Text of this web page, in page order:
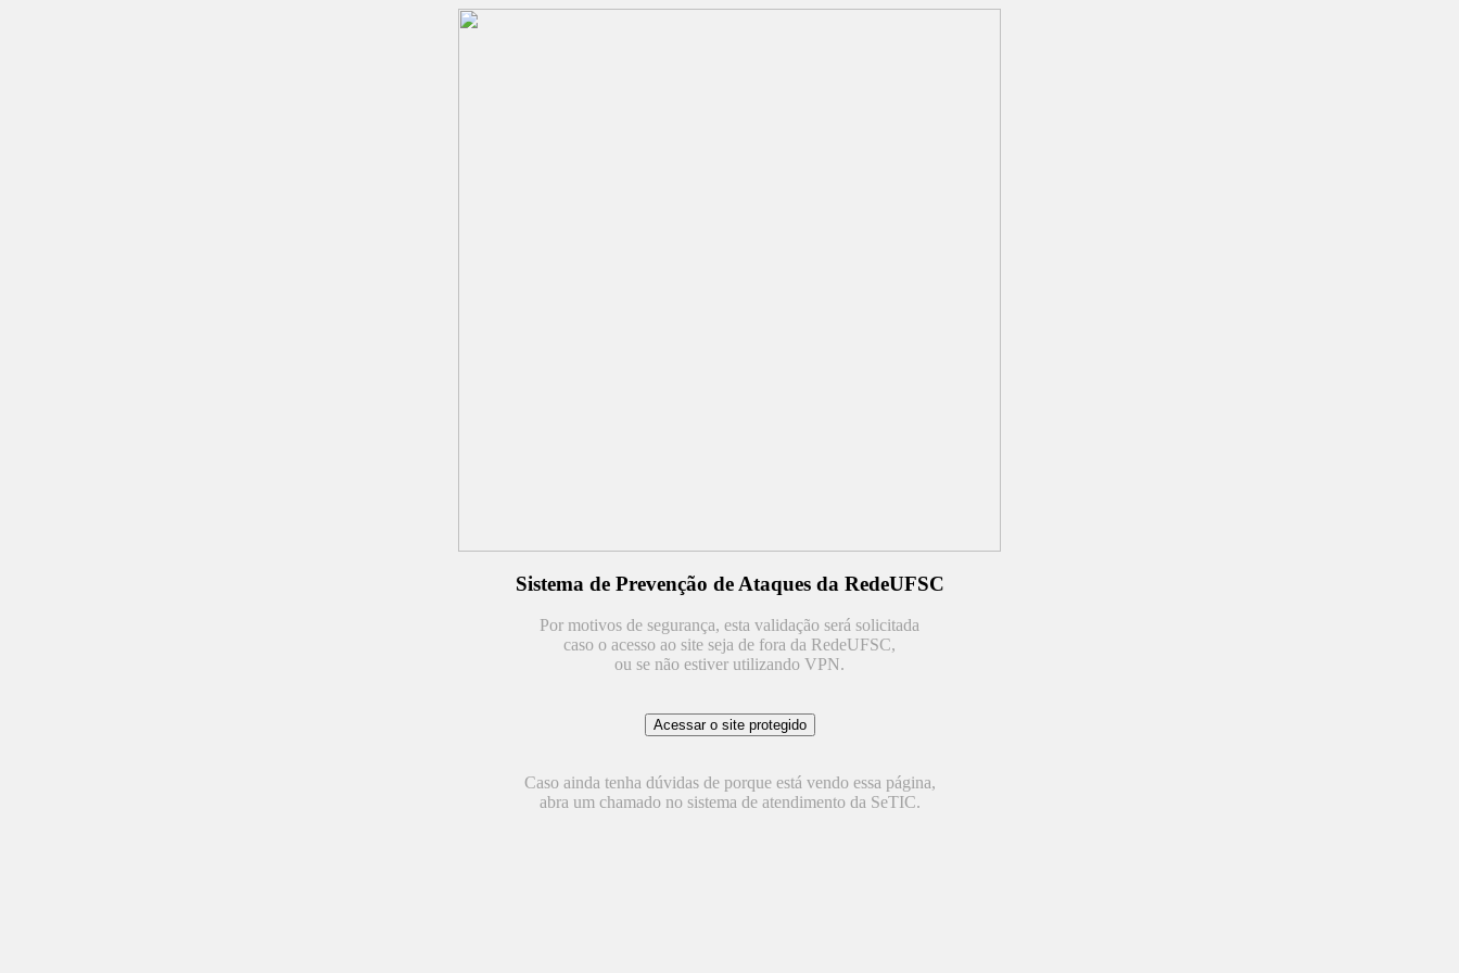
Sistema de Prevenção de Ataques da RedeUFSC
Por motivos de segurança, esta validação será solicitada
caso o acesso ao site seja de fora da RedeUFSC,
ou se não estiver utilizando VPN.
Caso ainda tenha dúvidas de porque está vendo essa página,
abra um chamado no sistema de atendimento da SeTIC.